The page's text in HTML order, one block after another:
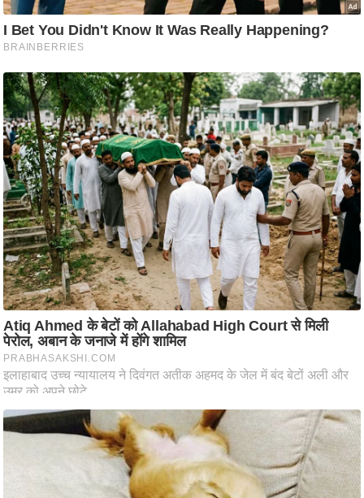
नी
ति
श्ले
ष
ण
स
म
सा
म
यि
क
मा
तृ
भू
मि
स्तं
भ
ए
म
आ